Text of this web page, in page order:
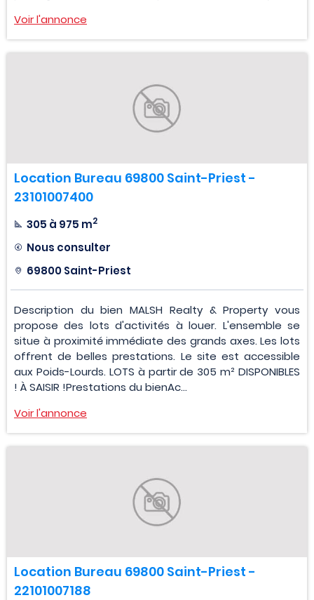
Voir l'annonce
Location Bureau 69800 Saint-Priest -
23101007400
305 à 975 m2
Nous consulter
69800 Saint-Priest
Description du bien MALSH Realty & Property vous
propose des lots d'activités à louer. L'ensemble se
situe à proximité immédiate des grands axes. Les lots
offrent de belles prestations. Le site est accessible
aux Poids-Lourds. LOTS à partir de 305 m² DISPONIBLES
! À SAISIR !Prestations du bienAc...
Voir l'annonce
Location Bureau 69800 Saint-Priest -
22101007188